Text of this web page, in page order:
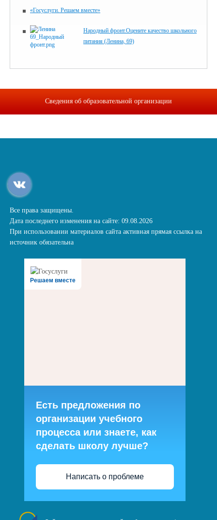
«Госуслуги. Решаем вместе»
Народный фронт.Оцените качество школьного
питания (Ленина, 69)
Сведения об образовательной организации
Все права защищены.
Дата последнего изменения на сайте: 09.08.2026
При использовании материалов сайта активная прямая ссылка на
источник обязательна
Решаем вместе
Есть предложения по
организации учебного
процесса или знаете, как
сделать школу лучше?
Написать о проблеме